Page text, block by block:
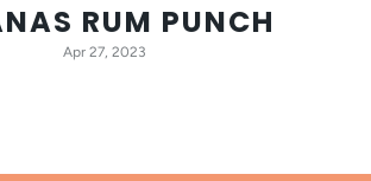
RUM PUNCH
Apr 27, 2023